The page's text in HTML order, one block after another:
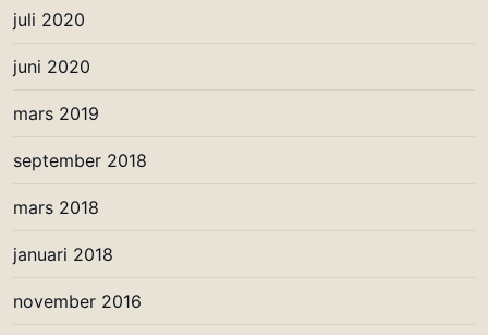
juli 2020
juni 2020
mars 2019
september 2018
mars 2018
januari 2018
november 2016